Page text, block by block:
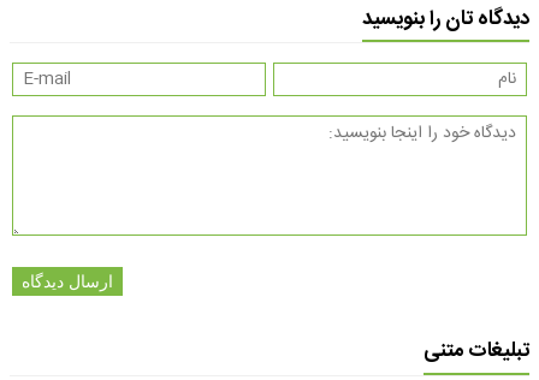
دیدگاه تان را بنویسید
ارسال دیدگاه
تبلیغات متنی